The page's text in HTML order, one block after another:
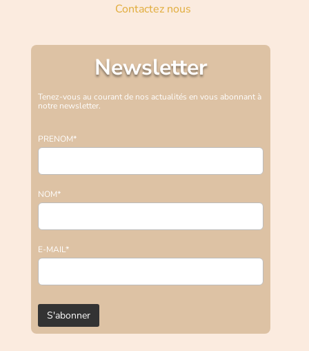
Contactez nous
Newsletter
Tenez-vous au courant de nos actualités en vous abonnant à
notre newsletter.
PRENOM*
NOM*
E-MAIL*